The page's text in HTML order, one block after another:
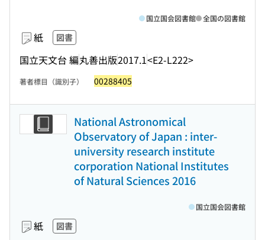
紙 図書
国立天文台 編丸善出版2017.1<E2-L222>
国立国会図書館 全国の図書館
著者標目（識別子） 00288405
National Astronomical
Observatory of Japan : inter-
university research institute
corporation National Institutes
of Natural Sciences 2016
紙 図書
国立国会図書館